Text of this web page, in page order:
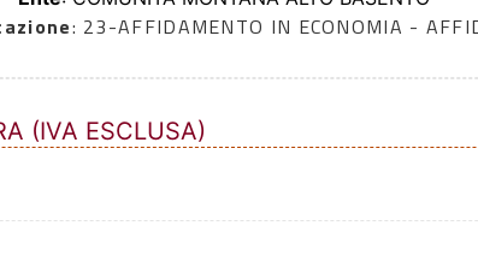
: 23-AFFIDAMENTO IN ECONOMIA -
(IVA ESCLUSA)